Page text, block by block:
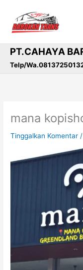
konten
PT.CAHAYA
Telp/
mana
Tinggalkan Komentar